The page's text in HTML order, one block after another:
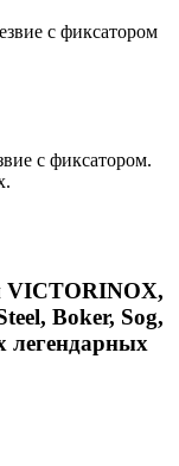
с фиксатором
с фиксатором.
VICTORINOX,
Boker, Sog,
легендарных